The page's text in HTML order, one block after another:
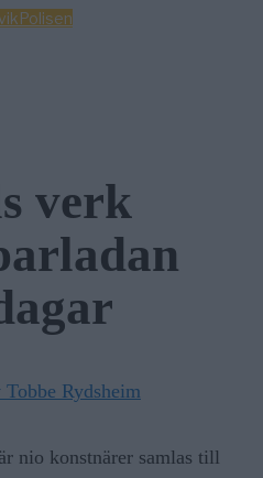
Polisen
verk
Tobbe Rydsheim
nio konstnärer samlas till